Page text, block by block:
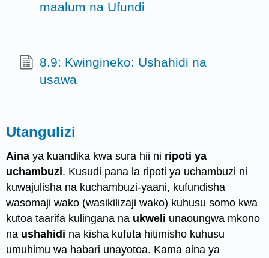
maalum na Ufundi
8.9: Kwingineko: Ushahidi na
usawa
Utangulizi
Aina ya kuandika kwa sura hii ni ripoti ya
uchambuzi. Kusudi pana la ripoti ya uchambuzi ni
kuwajulisha na kuchambuzi-yaani, kufundisha
wasomaji wako (wasikilizaji wako) kuhusu somo kwa
kutoa taarifa kulingana na ukweli unaoungwa mkono
na ushahidi na kisha kufuta hitimisho kuhusu
umuhimu wa habari unayotoa. Kama aina ya